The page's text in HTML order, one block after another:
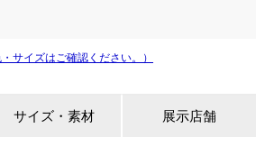
サイズはご確認ください。）
サイズ・素材 展示店舗